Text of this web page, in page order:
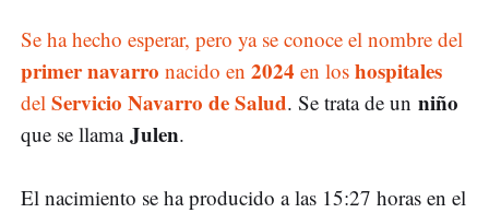
Se ha hecho esperar, pero ya se conoce el nombre del
primer navarro nacido en 2024 en los hospitales
del Servicio Navarro de Salud. Se trata de un niño
que se llama Julen.
El nacimiento se ha producido a las 15:27 horas en el